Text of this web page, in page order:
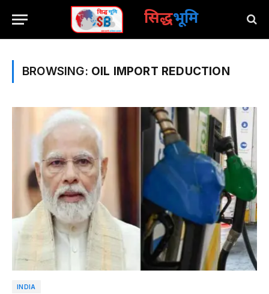
सिद्धभूमि
BROWSING: OIL IMPORT REDUCTION
INDIA